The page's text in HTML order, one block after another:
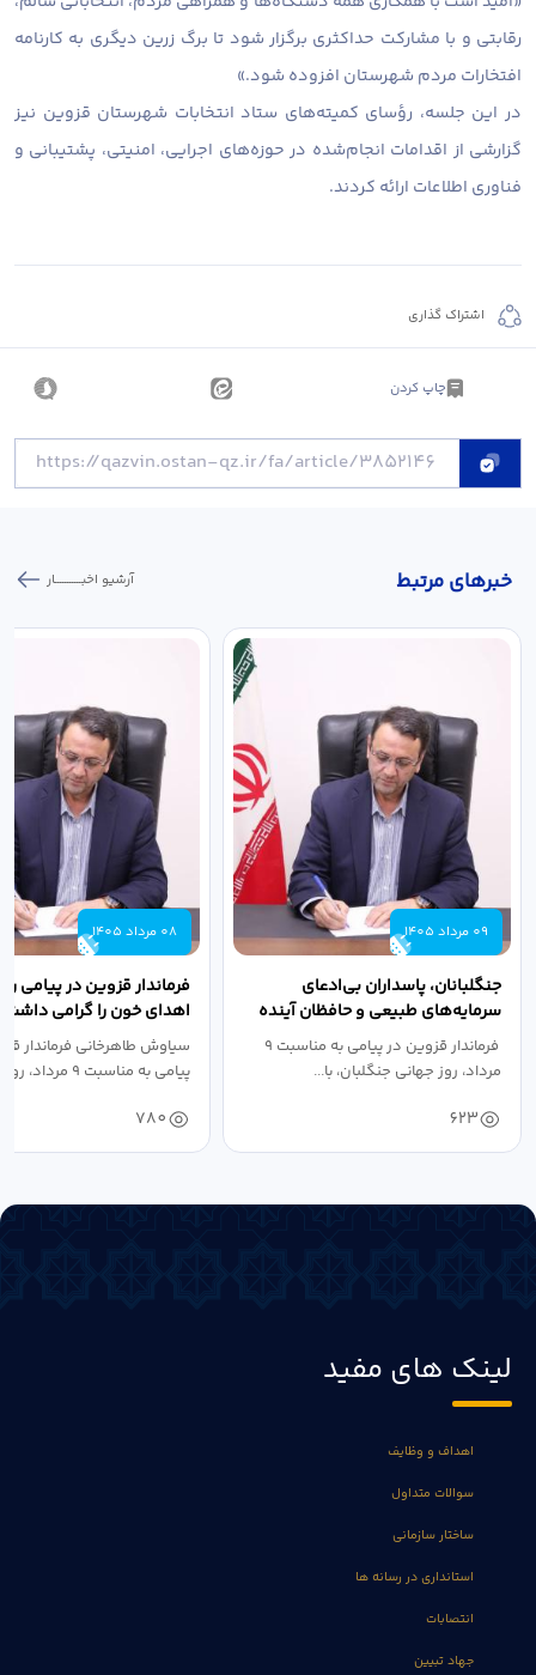
رقابتی و با مشارکت حداکثری برگزار شود تا برگ زرین دیگری به کارنامه
افتخارات مردم شهرستان افزوده شود.»
در این جلسه، رؤسای کمیته‌های ستاد انتخابات شهرستان قزوین نیز
گزارشی از اقدامات انجام‌شده در حوزه‌های اجرایی، امنیتی، پشتیبانی و
فناوری اطلاعات ارائه کردند.
اشتراک گذاری
چاپ کردن
خبر‌های مرتبط آرشیو اخبـــــــــــار
09 مرداد 1405
جنگلبانان، پاسداران بی‌ادعای
سرمایه‌های طبیعی و حافظان آینده
سرزمین هستند
فرماندار قزوین در پیامی به مناسبت ۹
مرداد، روز جهانی جنگلبان، با...
623
08 مرداد 1405
فرماندار قزوین در پیامی
اهدای خون را گرامی داشت
سیاوش طاهرخانی فرماندار
پیامی به مناسبت ۹
780
لینک های مفید
اهداف و وظایف
سوالات متداول
ساختار سازمانی
استانداری در رسانه ها
انتصابات
جهاد تبیین